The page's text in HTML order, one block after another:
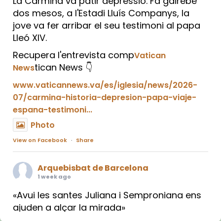
dos mesos, a l'Estadi Lluís Companys, la
jove va fer arribar el seu testimoni al papa
Lleó XIV.
Recupera l'entrevista compVatican
Newstican News 👇
www.vaticannews.va/es/iglesia/news/2026-
07/carmina-historia-depresion-papa-viaje-
espana-testimoni...
Photo
View on Facebook · Share
Arquebisbat de Barcelona
1 week ago
«Avui les santes Juliana i Semproniana ens
ajuden a alçar la mirada»